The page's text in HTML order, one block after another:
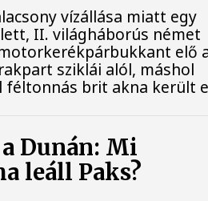
vízállása miatt egy
II. világháborús német
elő
sziklái alól, máshol
féltonnás brit akna került
Dunán: Mi
leáll Paks?